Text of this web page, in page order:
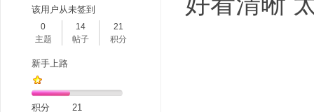
该用户从未签到
0
主题
14
帖子
21
积分
新手上路
积分 21